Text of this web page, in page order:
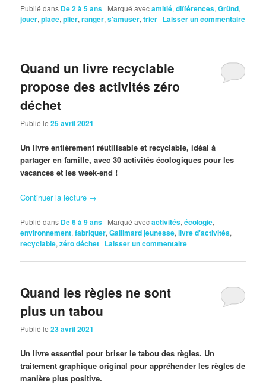
Publié dans De 2 à 5 ans | Marqué avecamitié,différences,Gründ,
jouer,place,plier,ranger,s'amuser,trier | Laisser un commentaire
Quand un livre recyclable
propose des activités zéro
déchet
Publié le25 avril 2021
Un livre entièrement réutilisable et recyclable, idéal à
partager en famille, avec 30 activités écologiques pour les
vacances et les week-end !
Continuer la lecture →
Publié dans De 6 à 9 ans | Marqué avecactivités,écologie,
environnement,fabriquer,Gallimard jeunesse,livre d'activités,
recyclable,zéro déchet | Laisser un commentaire
Quand les règles ne sont
plus un tabou
Publié le23 avril 2021
Un livre essentiel pour briser le tabou des règles. Un
traitement graphique original pour appréhender les règles de
manière plus positive.